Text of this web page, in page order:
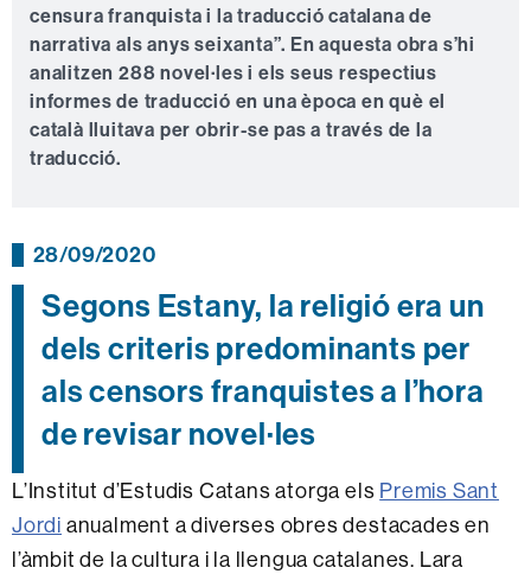
censura franquista i la traducció catalana de
narrativa als anys seixanta”. En aquesta obra s’hi
analitzen 288 novel·les i els seus respectius
informes de traducció en una època en què el
català lluitava per obrir-se pas a través de la
traducció.
28/09/2020
Segons Estany, la religió era un
dels criteris predominants per
als censors franquistes a l’hora
de revisar novel·les
L’Institut d’Estudis Catans atorga els Premis Sant
Jordi anualment a diverses obres destacades en
l’àmbit de la cultura i la llengua catalanes. Lara